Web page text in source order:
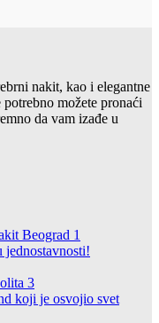
nakit, kao i elegantne
možete pronaći
da vam izađe u
jednostavnosti!
koji je osvojio svet